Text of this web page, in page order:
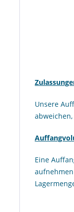
Unsere
Eine